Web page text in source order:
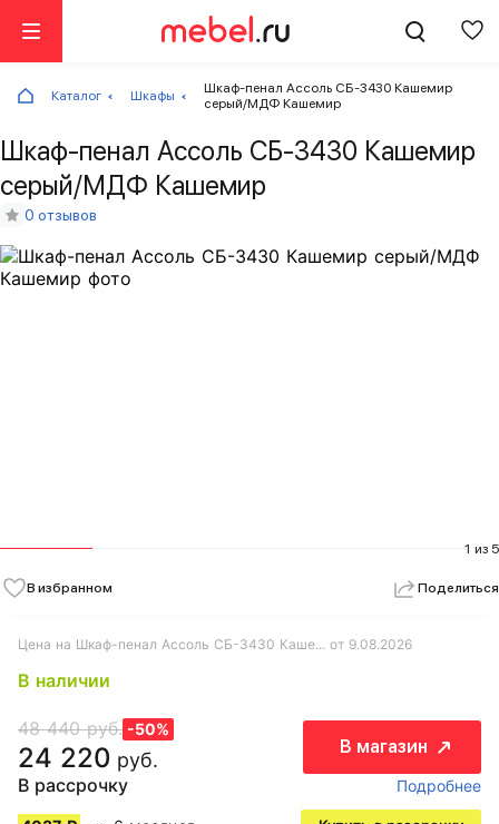
Каталог Шкафы
Шкаф-пенал Ассоль СБ-3430 Кашемир
серый/МДФ Кашемир
Шкаф-пенал Ассоль СБ-3430 Кашемир
серый/МДФ Кашемир
0 отзывов
1 из 5
В избранном Поделиться
Цена на Шкаф-пенал Ассоль СБ-3430 Каше... от 9.08.2026
В наличии
48 440 руб. -50%
24 220 руб.
В магазин
В рассрочку Подробнее